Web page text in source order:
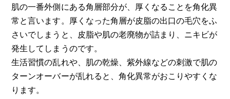
肌の一番外側にある角層部分が、厚くなることを角化異
常と言います。厚くなった角層が皮脂の出口の毛穴をふ
さいでしまうと、皮脂や肌の老廃物が詰まり、ニキビが
発生してしまうのです。
生活習慣の乱れや、肌の乾燥、紫外線などの刺激で肌の
ターンオーバーが乱れると、角化異常がおこりやすくな
ります。